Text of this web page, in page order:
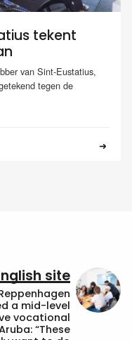
tekent
van Sint-Eustatius,
tegen de
site
a mid-level
vocational
“These